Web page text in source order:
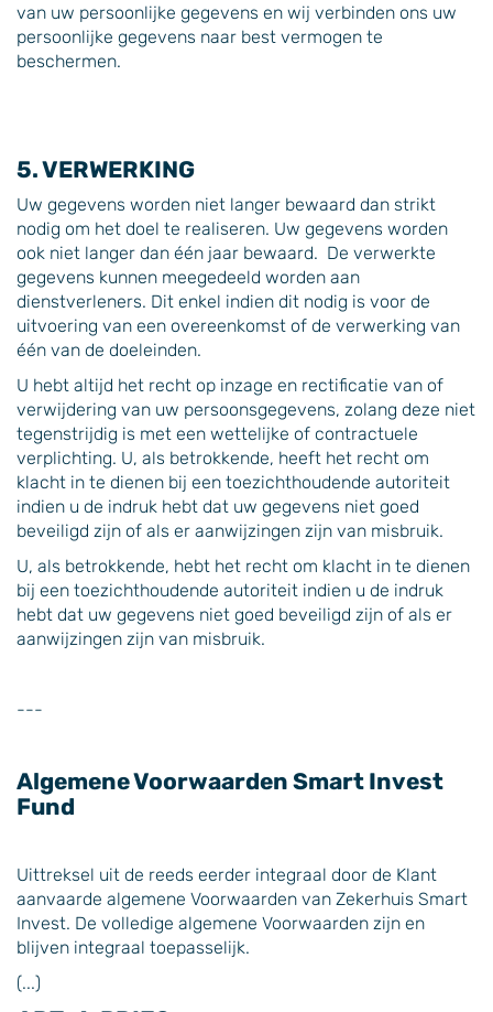
van uw persoonlijke gegevens en wij verbinden ons uw
persoonlijke gegevens naar best vermogen te
beschermen.
5. VERWERKING
Uw gegevens worden niet langer bewaard dan strikt
nodig om het doel te realiseren. Uw gegevens worden
ook niet langer dan één jaar bewaard. De verwerkte
gegevens kunnen meegedeeld worden aan
dienstverleners. Dit enkel indien dit nodig is voor de
uitvoering van een overeenkomst of de verwerking van
één van de doeleinden.
U hebt altijd het recht op inzage en rectificatie van of
verwijdering van uw persoonsgegevens, zolang deze niet
tegenstrijdig is met een wettelijke of contractuele
verplichting. U, als betrokkende, heeft het recht om
klacht in te dienen bij een toezichthoudende autoriteit
indien u de indruk hebt dat uw gegevens niet goed
beveiligd zijn of als er aanwijzingen zijn van misbruik.
U, als betrokkende, hebt het recht om klacht in te dienen
bij een toezichthoudende autoriteit indien u de indruk
hebt dat uw gegevens niet goed beveiligd zijn of als er
aanwijzingen zijn van misbruik.
---
Algemene Voorwaarden Smart Invest
Fund
Uittreksel uit de reeds eerder integraal door de Klant
aanvaarde algemene Voorwaarden van Zekerhuis Smart
Invest. De volledige algemene Voorwaarden zijn en
blijven integraal toepasselijk.
(...)